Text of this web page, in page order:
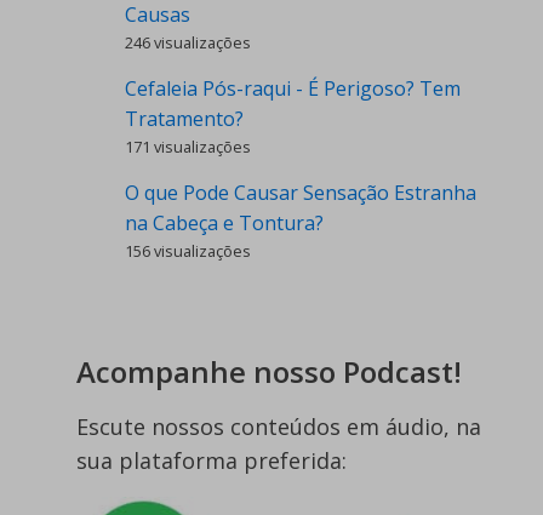
Causas
246 visualizações
Cefaleia Pós-raqui - É Perigoso? Tem
Tratamento?
171 visualizações
O que Pode Causar Sensação Estranha
na Cabeça e Tontura?
156 visualizações
Acompanhe nosso Podcast!
Escute nossos conteúdos em áudio, na
sua plataforma preferida: